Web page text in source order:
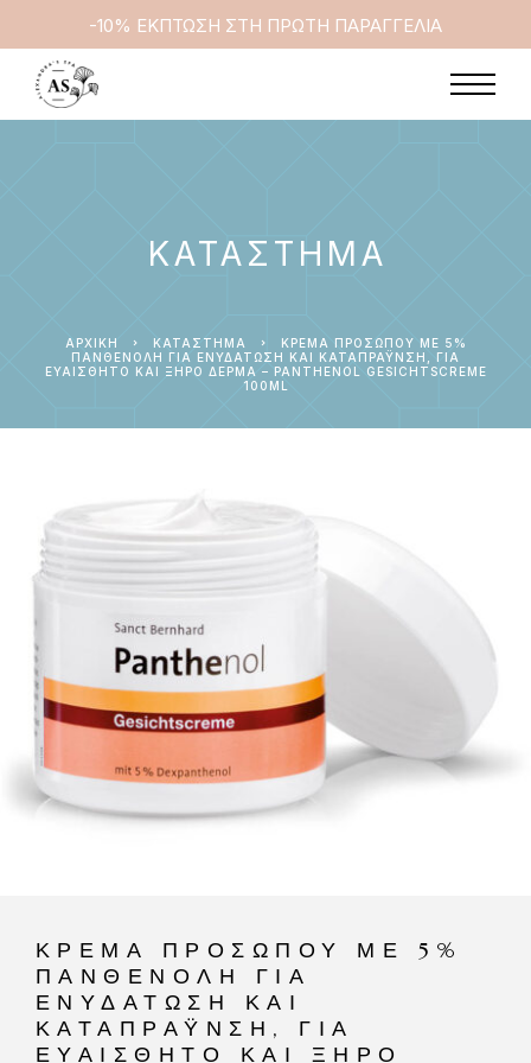
-10% ΕΚΠΤΩΣΗ ΣΤΗ ΠΡΩΤΗ ΠΑΡΑΓΓΕΛΙΑ
ΚΑΤΆΣΤΗΜΑ
ΑΡΧΙΚΉ ΚΑΤΆΣΤΗΜΑ
ΚΡΈΜΑ ΠΡΟΣΏΠΟΥ ΜΕ 5%
ΠΑΝΘΕΝΌΛΗ ΓΙΑ ΕΝΥΔΆΤΩΣΗ ΚΑΙ ΚΑΤΑΠΡΆΥΝΣΗ, ΓΙΑ
ΕΥΑΊΣΘΗΤΟ ΚΑΙ ΞΗΡΌ ΔΈΡΜΑ – PANTHENOL GESICHTSCREME
100ML
ΚΡΈΜΑ ΠΡΟΣΏΠΟΥ ΜΕ 5%
ΠΑΝΘΕΝΌΛΗ ΓΙΑ
ΕΝΥΔΆΤΩΣΗ ΚΑΙ
ΚΑΤΑΠΡΆΥΝΣΗ, ΓΙΑ
ΕΥΑΊΣΘΗΤΟ ΚΑΙ ΞΗΡΌ